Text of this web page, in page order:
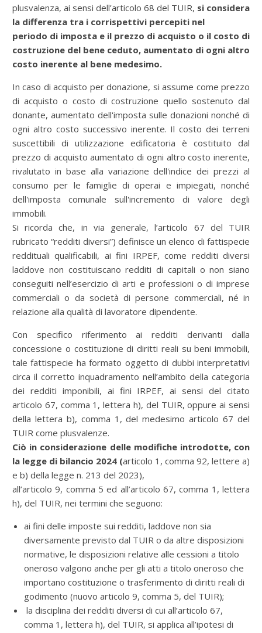
plusvalenza, ai sensi dell’articolo 68 del TUIR, si considera
la differenza tra i corrispettivi percepiti nel
periodo di imposta e il prezzo di acquisto o il costo di
costruzione del bene ceduto, aumentato di ogni altro
costo inerente al bene medesimo.
In caso di acquisto per donazione, si assume come prezzo
di acquisto o costo di costruzione quello sostenuto dal
donante, aumentato dell'imposta sulle donazioni nonché di
ogni altro costo successivo inerente. Il costo dei terreni
suscettibili di utilizzazione edificatoria è costituito dal
prezzo di acquisto aumentato di ogni altro costo inerente,
rivalutato in base alla variazione dell'indice dei prezzi al
consumo per le famiglie di operai e impiegati, nonché
dell'imposta comunale sull'incremento di valore degli
immobili.
Si ricorda che, in via generale, l’articolo 67 del TUIR
rubricato “redditi diversi”) definisce un elenco di fattispecie
reddituali qualificabili, ai fini IRPEF, come redditi diversi
laddove non costituiscano redditi di capitali o non siano
conseguiti nell’esercizio di arti e professioni o di imprese
commerciali o da società di persone commerciali, né in
relazione alla qualità di lavoratore dipendente.
Con specifico riferimento ai redditi derivanti dalla
concessione o costituzione di diritti reali su beni immobili,
tale fattispecie ha formato oggetto di dubbi interpretativi
circa il corretto inquadramento nell’ambito della categoria
dei redditi imponibili, ai fini IRPEF, ai sensi del citato
articolo 67, comma 1, lettera h), del TUIR, oppure ai sensi
della lettera b), comma 1, del medesimo articolo 67 del
TUIR come plusvalenze.
Ciò in considerazione delle modifiche introdotte, con
la legge di bilancio 2024 (articolo 1, comma 92, lettere a)
e b) della legge n. 213 del 2023),
all’articolo 9, comma 5 ed all’articolo 67, comma 1, lettera
h), del TUIR, nei termini che seguono:
ai fini delle imposte sui redditi, laddove non sia
diversamente previsto dal TUIR o da altre disposizioni
normative, le disposizioni relative alle cessioni a titolo
oneroso valgono anche per gli atti a titolo oneroso che
importano costituzione o trasferimento di diritti reali di
godimento (nuovo articolo 9, comma 5, del TUIR);
la disciplina dei redditi diversi di cui all’articolo 67,
comma 1, lettera h), del TUIR, si applica all’ipotesi di